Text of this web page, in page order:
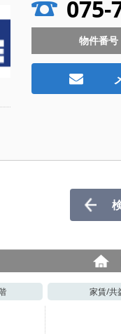
075-
物件番号
家賃/共